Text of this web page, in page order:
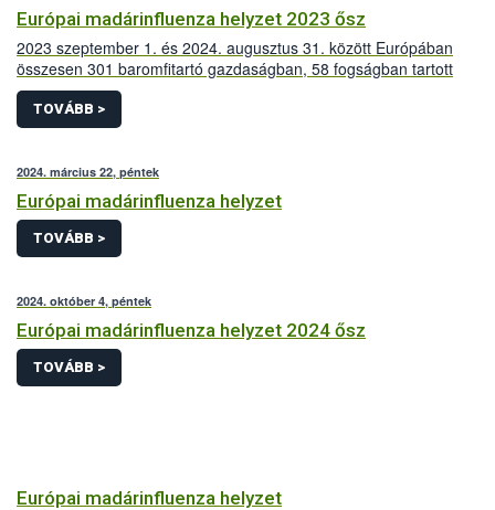
Európai madárinfluenza helyzet 2023 ősz
2023 szeptember 1. és 2024. augusztus 31. között Európában
összesen 301 baromfitartó gazdaságban, 58 fogságban tartott
madarakat tartó létesítményben és 1.700 vadmadárból mutatták
ki a szakemberek a magas patogenitású madárinfluenza vírusát.
TOVÁBB >
2024. március 22, péntek
Európai madárinfluenza helyzet
TOVÁBB >
2024. október 4, péntek
Európai madárinfluenza helyzet 2024 ősz
TOVÁBB >
Európai madárinfluenza helyzet